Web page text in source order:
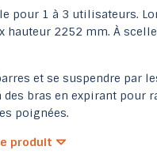
pour 1 à 3 utilisateurs.
hauteur 2252 mm. À
et se suspendre par
des bras en expirant pour
poignées.
produit